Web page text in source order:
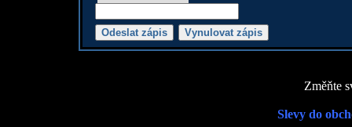
Změňte
Slevy do